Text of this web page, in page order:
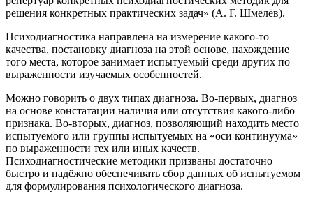
решения конкретных практических задач» (А. Г. Шмелёв).
Психодиагностика направлена на измерение какого-то
качества, постановку диагноза на этой основе, нахождение
того места, которое занимает испытуемый среди других по
выраженности изучаемых особенностей.
Можно говорить о двух типах диагноза. Во-первых, диагноз
на основе констатации наличия или отсутствия какого-либо
признака. Во-вторых, диагноз, позволяющий находить место
испытуемого или группы испытуемых на «оси континуума»
по выраженности тех или иных качеств.
Психодиагностические методики призваны достаточно
быстро и надёжно обеспечивать сбор данных об испытуемом
для формулирования психологического диагноза.